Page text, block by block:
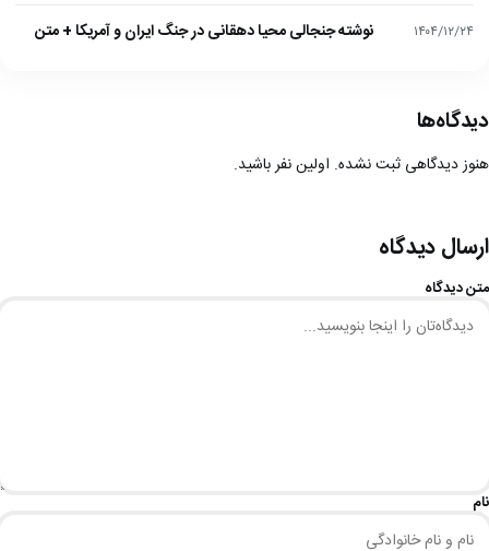
۱۴۰۴/۱۲/۲۴ نوشته جنجالی محیا دهقانی در جنگ ایران و آمریکا + متن
دیدگاه‌ها
هنوز دیدگاهی ثبت نشده. اولین نفر باشید.
ارسال دیدگاه
متن دیدگاه
نام